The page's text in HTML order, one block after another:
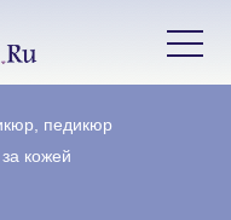
педикюр
кожей